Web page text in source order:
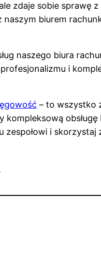
zdaje sobie sprawę
naszym biurem
naszego biura
i
– to wszystko
i skorzystaj